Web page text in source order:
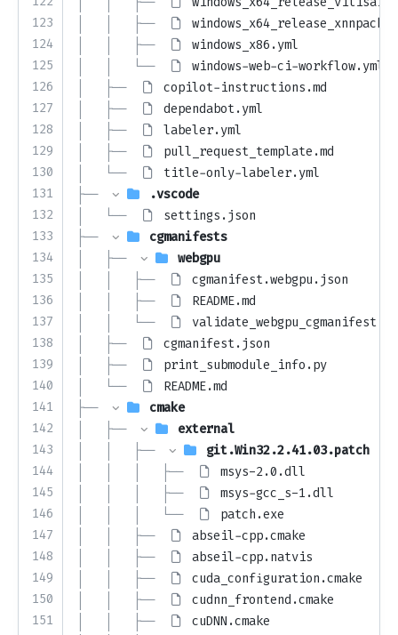
123
124
125
126
127
128
129
130
131
132
133
134
135
136
137
138
139
140
141
142
143
144
145
146
147
148
149
150
151
│   │   ├──
│   │   ├──
windows_x86.yml
│   │   └──
windows-web-ci-workflow.yml
│   ├──
copilot-instructions.md
│   ├──
dependabot.yml
│   ├──
labeler.yml
│   ├──
pull_request_template.md
│   └──
title-only-labeler.yml
├──
.vscode
│   └──
settings.json
├──
cgmanifests
│   ├──
webgpu
│   │   ├──
cgmanifest.webgpu.json
│   │   ├──
README.md
│   │   └──
validate_webgpu_cgmanifest.py
│   ├──
cgmanifest.json
│   ├──
print_submodule_info.py
│   └──
README.md
├──
cmake
│   ├──
external
│   │   ├──
git.Win32.2.41.03.patch
│   │   │   ├──
msys-2.0.dll
│   │   │   ├──
msys-gcc_s-1.dll
│   │   │   └──
patch.exe
│   │   ├──
abseil-cpp.cmake
│   │   ├──
abseil-cpp.natvis
│   │   ├──
cuda_configuration.cmake
│   │   ├──
cudnn_frontend.cmake
│   │   ├──
cuDNN.cmake